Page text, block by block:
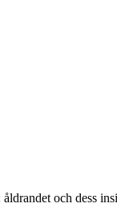
åldrandet och dess